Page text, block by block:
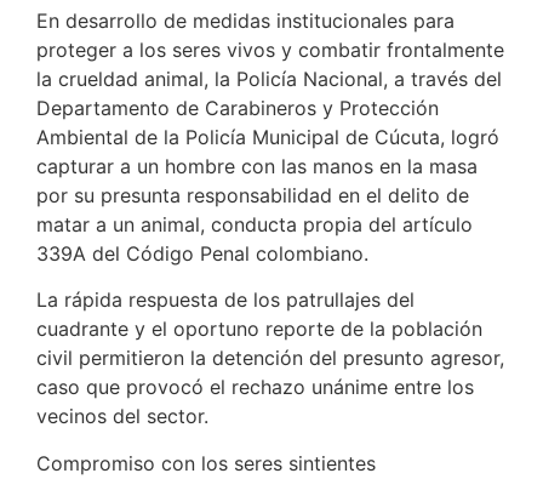
En desarrollo de medidas institucionales para
proteger a los seres vivos y combatir frontalmente
la crueldad animal, la Policía Nacional, a través del
Departamento de Carabineros y Protección
Ambiental de la Policía Municipal de Cúcuta, logró
capturar a un hombre con las manos en la masa
por su presunta responsabilidad en el delito de
matar a un animal, conducta propia del artículo
339A del Código Penal colombiano.
La rápida respuesta de los patrullajes del
cuadrante y el oportuno reporte de la población
civil permitieron la detención del presunto agresor,
caso que provocó el rechazo unánime entre los
vecinos del sector.
Compromiso con los seres sintientes